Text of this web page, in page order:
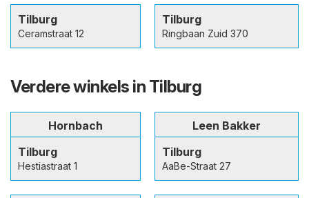
Tilburg
Ceramstraat 12
Tilburg
Ringbaan Zuid 370
Verdere winkels in Tilburg
Hornbach
Tilburg
Hestiastraat 1
Leen Bakker
Tilburg
AaBe-Straat 27